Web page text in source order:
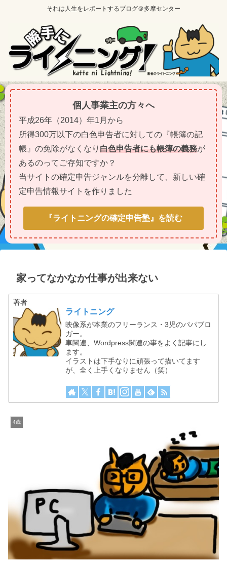
それは人生をレポートするブログ＠多摩センター
個人事業主の方々へ
平成26年（2014）年1月から
所得300万以下の白色申告者に対しての『帳簿の記
帳』の免除がなくなり 白色申告者にも帳簿の義務が
あるのってご存知ですか？
当サイトの確定申告ジャンルを分離して、新しい確
定申告情報サイトを作りました
『ライトニングの確定申告塾』を読む
家ってなかなか仕事が出来ない
著者
ライトニング
映像系が本業のフリーランス・3児のパパブロ
ガー。
車関連、Wordpress関連の事をよく記事にし
ます。
イラストは下手なりに頑張って描いてます
が、全く上手くなりません（笑）
4歳